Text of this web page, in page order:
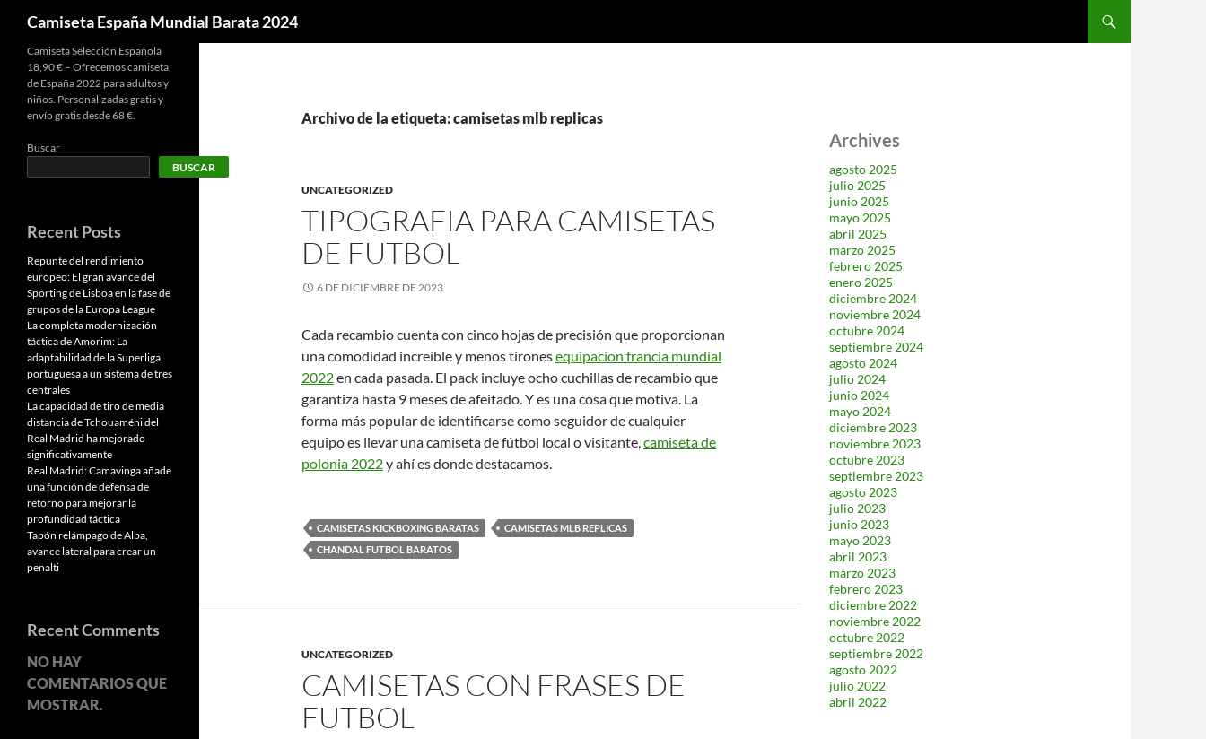
Camiseta España Mundial Barata 2024
Archivo de la etiqueta: camisetas mlb replicas
UNCATEGORIZED
TIPOGRAFIA PARA CAMISETAS
DE FUTBOL
6 DE DICIEMBRE DE 2023
Cada recambio cuenta con cinco hojas de precisión que proporcionan
una comodidad increíble y menos tironesequipacion francia mundial
2022en cada pasada. El pack incluye ocho cuchillas de recambio que
garantiza hasta 9 meses de afeitado. Y es una cosa que motiva. La
forma más popular de identificarse como seguidor de cualquier
equipo es llevar una camiseta de fútbol local o visitante,camiseta de
polonia 2022y ahí es donde destacamos.
CAMISETAS KICKBOXING BARATAS
CAMISETAS MLB REPLICAS
CHANDAL FUTBOL BARATOS
UNCATEGORIZED
CAMISETAS CON FRASES DE
FUTBOL
Archives
agosto 2025
julio 2025
junio 2025
mayo 2025
abril 2025
marzo 2025
febrero 2025
enero 2025
diciembre 2024
noviembre 2024
octubre 2024
septiembre 2024
agosto 2024
julio 2024
junio 2024
mayo 2024
diciembre 2023
noviembre 2023
octubre 2023
septiembre 2023
agosto 2023
julio 2023
junio 2023
mayo 2023
abril 2023
marzo 2023
febrero 2023
diciembre 2022
noviembre 2022
octubre 2022
septiembre 2022
agosto 2022
julio 2022
abril 2022
Camiseta Selección Española
18,90 € – Ofrecemos camiseta
de España 2022 para adultos y
niños. Personalizadas gratis y
envío gratis desde 68 €.
Buscar
BUSCAR
Recent Posts
Repunte del rendimiento
europeo: El gran avance del
Sporting de Lisboa en la fase de
grupos de la Europa League
La completa modernización
táctica de Amorim: La
adaptabilidad de la Superliga
portuguesa a un sistema de tres
centrales
La capacidad de tiro de media
distancia de Tchouaméni del
Real Madrid ha mejorado
significativamente
Real Madrid: Camavinga añade
una función de defensa de
retorno para mejorar la
profundidad táctica
Tapón relámpago de Alba,
avance lateral para crear un
penalti
Recent Comments
NO HAY
COMENTARIOS QUE
MOSTRAR.